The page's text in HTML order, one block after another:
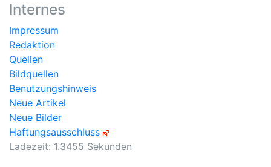
Internes
Impressum
Redaktion
Quellen
Bildquellen
Benutzungshinweis
Neue Artikel
Neue Bilder
Haftungsausschluss
Ladezeit: 1.3455 Sekunden